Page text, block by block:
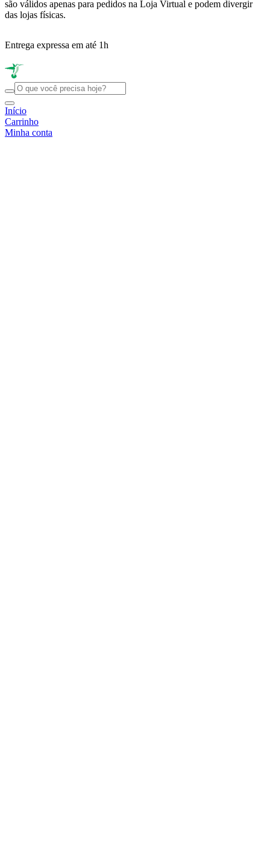
são válidos apenas para pedidos na Loja Virtual e podem divergir
das lojas físicas.
Entrega expressa em até 1h
Início
Carrinho
Minha conta